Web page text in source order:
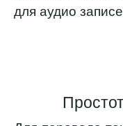
для аудио